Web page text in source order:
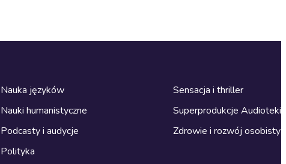
Nauka języków
Nauki humanistyczne
Podcasty i audycje
Polityka
Sensacja i thriller
Superprodukcje Audioteki
Zdrowie i rozwój osobisty